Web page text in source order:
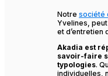
Notre société
Yvelines,
et d’entretien
Akadia est
savoir-faire
typologies.
individuelles,